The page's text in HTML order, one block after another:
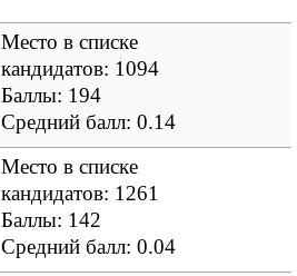
Место в списке
кандидатов: 1094
Баллы: 194
Средний балл: 0.14
Место в списке
кандидатов: 1261
Баллы: 142
Средний балл: 0.04